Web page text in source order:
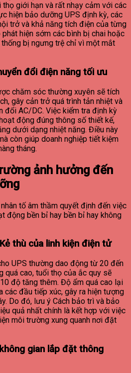
thọ giới hạn và rất nhạy cảm với các
hiện bảo dưỡng UPS định kỳ, các
trở và khả năng tích điện của từng
hiện sớm các bình bị chai hoặc
bị ngưng trệ chỉ vì một mắt
đổi điện năng tối ưu
chăm sóc thường xuyên sẽ tích
gây cản trở quá trình tản nhiệt và
đổi AC/DC. Việc kiểm tra định kỳ
động đúng thông số thiết kế,
dưới dạng nhiệt năng. Điều này
còn giúp doanh nghiệp tiết kiệm
tháng.
ảnh hưởng đến
tố âm thầm quyết định đến việc
động bền bỉ hay bền bỉ hay không
thù của linh kiện điện tử
UPS thường dao động từ 20 đến
quá cao, tuổi thọ của ắc quy sẽ
độ tăng thêm. Độ ẩm quá cao lại
các đầu tiếp xúc, gây ra hiện tượng
Do đó, lưu ý Cách bảo trì và bảo
quả nhất chính là kết hợp với việc
môi trường xung quanh nơi đặt
gian lắp đặt thông